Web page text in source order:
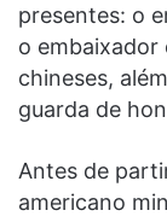
presentes: o
o embaixador
chineses,
guarda de
Antes de
americano